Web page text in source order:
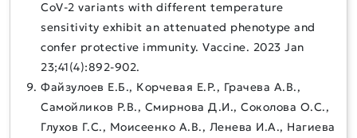
CoV-2 variants with different temperature
sensitivity exhibit an attenuated phenotype and
confer protective immunity. Vaccine. 2023 Jan
23;41(4):892-902.
Файзулоев Е.Б., Корчевая Е.Р., Грачева А.В.,
Самойликов Р.В., Смирнова Д.И., Соколова О.С.,
Глухов Г.С., Моисеенко А.В., Ленева И.А., Нагиева